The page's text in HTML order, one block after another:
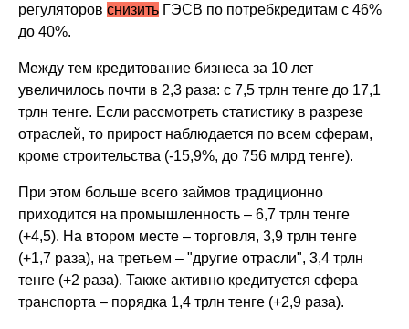
регуляторовснизить ГЭСВ по потребкредитам с 46%
до 40%.
Между тем кредитование бизнеса за 10 лет
увеличилось почти в 2,3 раза: с 7,5 трлн тенге до 17,1
трлн тенге. Если рассмотреть статистику в разрезе
отраслей, то прирост наблюдается по всем сферам,
кроме строительства (-15,9%, до 756 млрд тенге).
При этом больше всего займов традиционно
приходится на промышленность – 6,7 трлн тенге
(+4,5). На втором месте – торговля, 3,9 трлн тенге
(+1,7 раза), на третьем – "другие отрасли", 3,4 трлн
тенге (+2 раза). Также активно кредитуется сфера
транспорта – порядка 1,4 трлн тенге (+2,9 раза).